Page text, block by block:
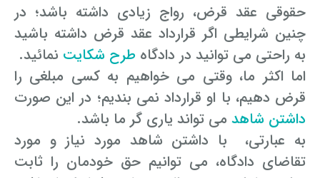
حقوقی عقد قرض، رواج زیادی داشته باشد؛ در
چنین شرایطی اگر قرارداد عقد قرض داشته باشید
به راحتی می توانید در دادگاه طرح شکایت نمائید.
اما اکثر ما، وقتی می خواهیم به کسی مبلغی را
قرض دهیم، با او قرارداد نمی بندیم؛ در این صورت
داشتن شاهد می تواند یاری گر ما باشد.
به عبارتی، با داشتن شاهد مورد نیاز و مورد
تقاضای دادگاه، می توانیم حق خودمان را ثابت